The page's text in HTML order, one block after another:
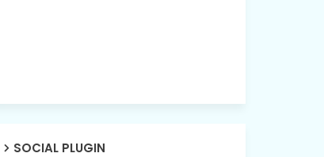
SOCIAL PLUGIN